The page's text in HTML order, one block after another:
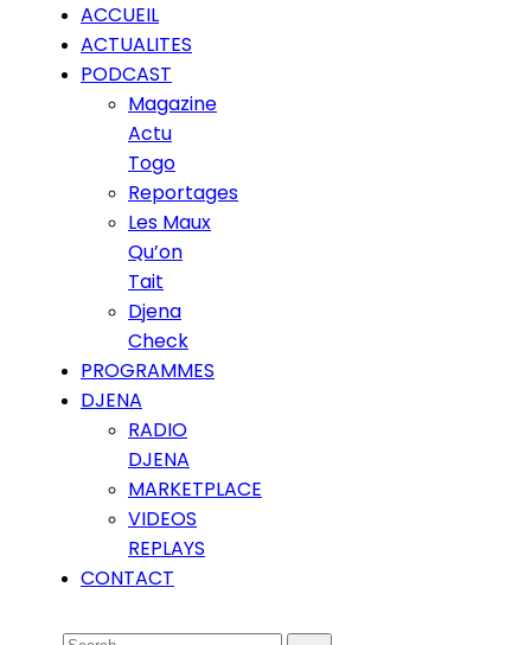
ACCUEIL
ACTUALITES
PODCAST
Magazine
Actu
Togo
Reportages
Les Maux
Qu’on
Tait
Djena
Check
PROGRAMMES
DJENA
RADIO
DJENA
MARKETPLACE
VIDEOS
REPLAYS
CONTACT